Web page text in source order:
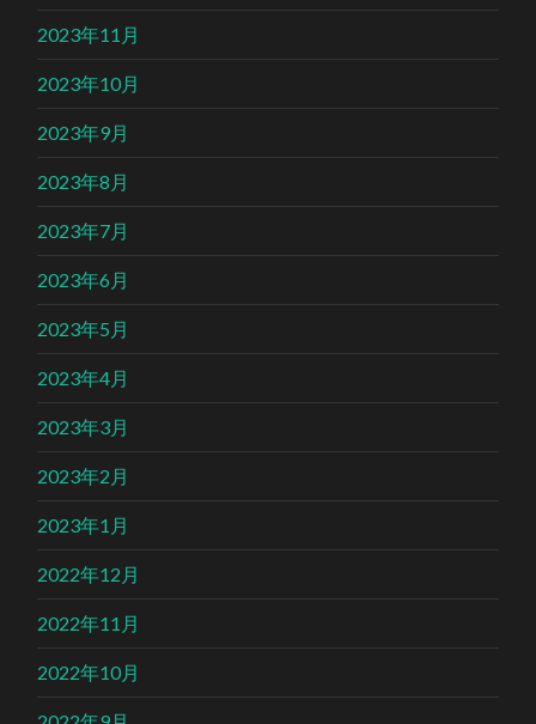
2023年11月
2023年10月
2023年9月
2023年8月
2023年7月
2023年6月
2023年5月
2023年4月
2023年3月
2023年2月
2023年1月
2022年12月
2022年11月
2022年10月